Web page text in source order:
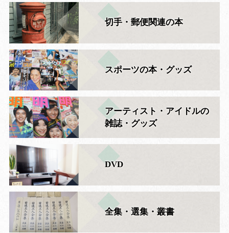
切手・郵便関連の本
スポーツの本・グッズ
アーティスト・アイドルの
雑誌・グッズ
DVD
全集・選集・叢書